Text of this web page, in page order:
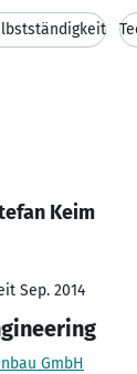
Keim
Sep. 2014
GmbH